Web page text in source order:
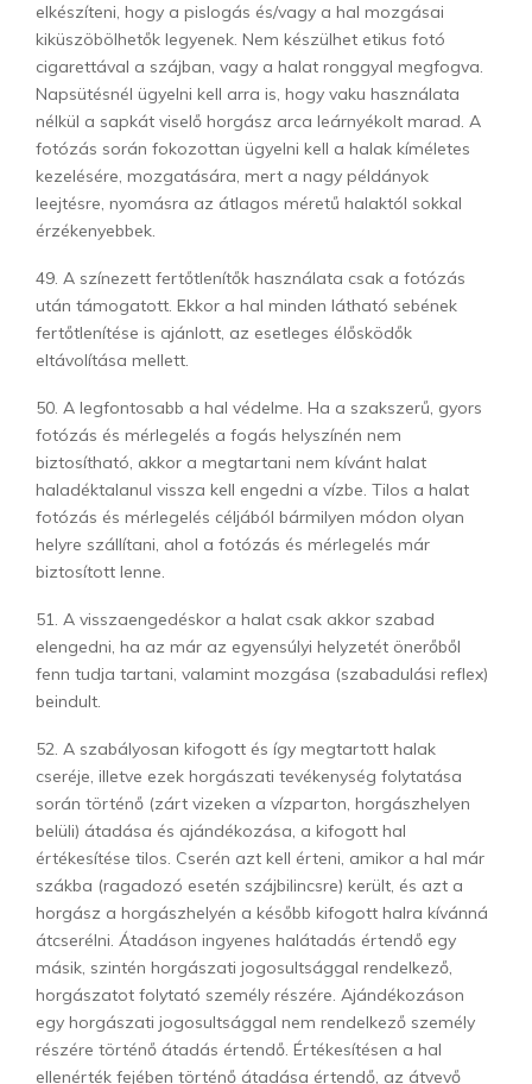
elkészíteni, hogy a pislogás és/vagy a hal mozgásai
kiküszöbölhetők legyenek. Nem készülhet etikus fotó
cigarettával a szájban, vagy a halat ronggyal megfogva.
Napsütésnél ügyelni kell arra is, hogy vaku használata
nélkül a sapkát viselő horgász arca leárnyékolt marad. A
fotózás során fokozottan ügyelni kell a halak kíméletes
kezelésére, mozgatására, mert a nagy példányok
leejtésre, nyomásra az átlagos méretű halaktól sokkal
érzékenyebbek.
49. A színezett fertőtlenítők használata csak a fotózás
után támogatott. Ekkor a hal minden látható sebének
fertőtlenítése is ajánlott, az esetleges élősködők
eltávolítása mellett.
50. A legfontosabb a hal védelme. Ha a szakszerű, gyors
fotózás és mérlegelés a fogás helyszínén nem
biztosítható, akkor a megtartani nem kívánt halat
haladéktalanul vissza kell engedni a vízbe. Tilos a halat
fotózás és mérlegelés céljából bármilyen módon olyan
helyre szállítani, ahol a fotózás és mérlegelés már
biztosított lenne.
51. A visszaengedéskor a halat csak akkor szabad
elengedni, ha az már az egyensúlyi helyzetét önerőből
fenn tudja tartani, valamint mozgása (szabadulási ref­lex)
beindult.
52. A szabályosan kifogott és így megtartott halak
cseréje, illetve ezek horgászati tevékenység folytatása
során történő (zárt vizeken a vízparton, horgászhelyen
belüli) átadása és ajándékozása, a kifogott hal
értékesítése tilos. Cserén azt kell érteni, amikor a hal már
szákba (ragadozó esetén szájbilincsre) került, és azt a
horgász a horgászhelyén a később kifogott halra kívánná
átcserélni. Átadáson ingyenes halátadás értendő egy
másik, szintén horgászati jogosultsággal rendelkező,
horgászatot folytató személy részére. Ajándékozáson
egy horgászati jogosultsággal nem rendelkező személy
részére történő átadás értendő. Értékesítésen a hal
ellenérték fejében történő átadása értendő, az átvevő